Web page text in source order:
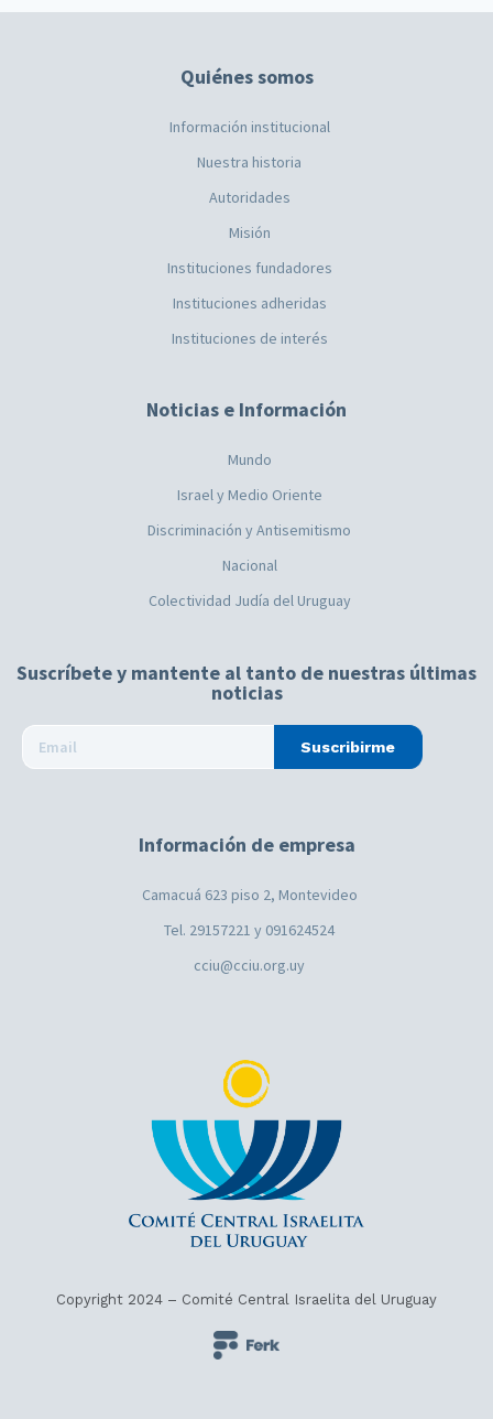
Quiénes somos
Información institucional
Nuestra historia
Autoridades
Misión
Instituciones fundadores
Instituciones adheridas
Instituciones de interés
Noticias e Información
Mundo
Israel y Medio Oriente
Discriminación y Antisemitismo
Nacional
Colectividad Judía del Uruguay
Suscríbete y mantente al tanto de nuestras últimas
noticias
Suscribirme
Información de empresa
Camacuá 623 piso 2, Montevideo
Tel. 29157221 y 091624524
cciu@cciu.org.uy
Copyright 2024 – Comité Central Israelita del Uruguay